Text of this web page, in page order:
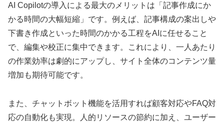
AI Copilotの導入による最大のメリットは「記事作成にか
かる時間の大幅短縮」です。例えば、記事構成の案出しや
下書き作成といった時間のかかる工程をAIに任せること
で、編集や校正に集中できます。これにより、一人あたり
の作業効率は劇的にアップし、サイト全体のコンテンツ量
増加も期待可能です。
また、チャットボット機能を活用すれば顧客対応やFAQ対
応の自動化も実現。人的リソースの節約に加え、ユーザー